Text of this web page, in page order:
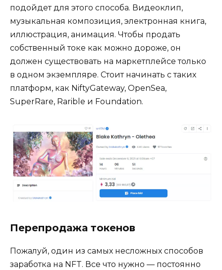
подойдет для этого способа. Видеоклип,
музыкальная композиция, электронная книга,
иллюстрация, анимация. Чтобы продать
собственный токе как можно дороже, он
должен существовать на маркетплейсе только
в одном экземпляре. Стоит начинать с таких
платформ, как NiftyGateway, OpenSea,
SuperRare, Rarible и Foundation.
Перепродажа токенов
Пожалуй, один из самых несложных способов
заработка на NFT. Все что нужно — постоянно